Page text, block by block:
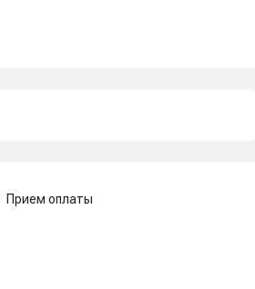
Прием оплаты